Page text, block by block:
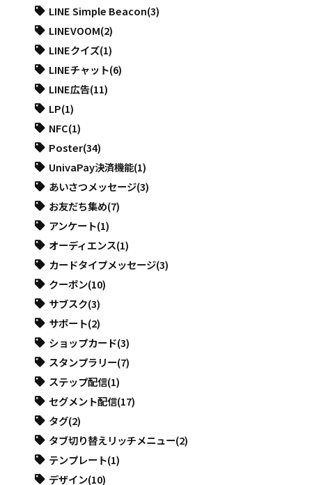
LINE Simple Beacon(3)
LINEVOOM(2)
LINEクイズ(1)
LINEチャット(6)
LINE広告(11)
LP(1)
NFC(1)
Poster(34)
UnivaPay決済機能(1)
あいさつメッセージ(3)
お友だち集め(7)
アンケート(1)
オーディエンス(1)
カードタイプメッセージ(3)
クーポン(10)
サブスク(3)
サポート(2)
ショップカード(3)
スタンプラリー(7)
ステップ配信(1)
セグメント配信(17)
タグ(2)
タブ切り替えリッチメニュー(2)
テンプレート(1)
デザイン(10)